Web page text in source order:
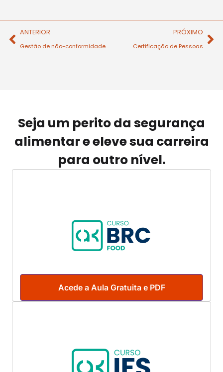
ANTERIOR
Gestão de não-conformidades Eficiente
PRÓXIMO
Certificação de Pessoas
Seja um perito da segurança
alimentar e eleve sua carreira
para outro nível.
Acede a Aula Gratuita e PDF